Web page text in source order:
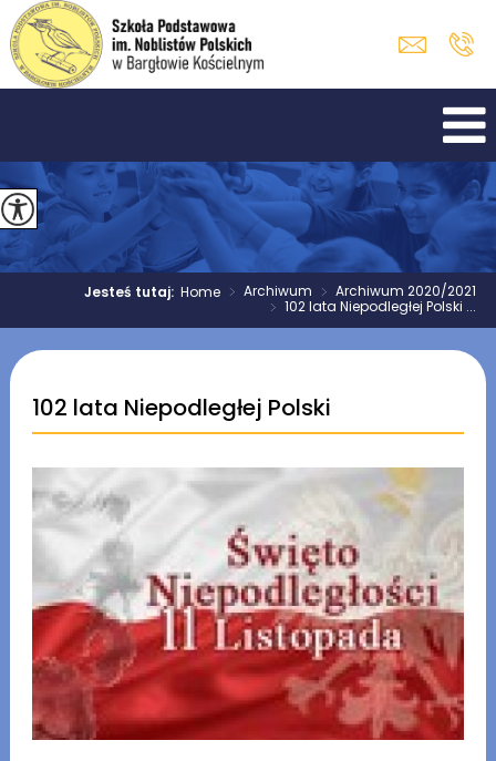
Jesteś tutaj:Home > Archiwum > Archiwum 2020/2021
> 102 lata Niepodległej Polski ...
102 lata Niepodległej Polski